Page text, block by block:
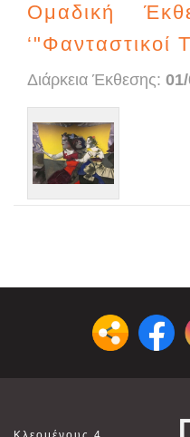
Ομαδική
‘"Φανταστικοί
Διάρκεια Έκθεσης: